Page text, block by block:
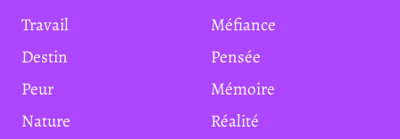
Travail
Méfiance
Destin
Pensée
Peur
Mémoire
Nature
Réalité